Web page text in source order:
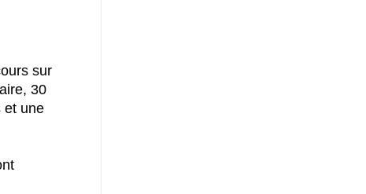
sur
30
et une